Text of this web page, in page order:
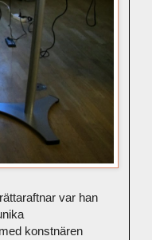
var han
konstnären